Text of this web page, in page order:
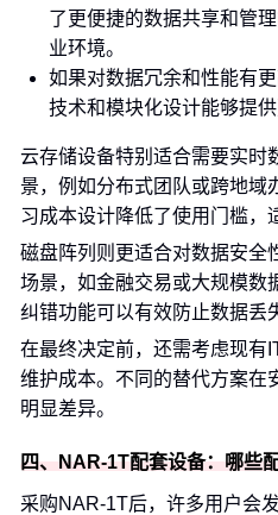
了更便捷的数据共享和管
业环境。
如果对数据冗余和性能有更
技术和模块化设计能够提
云存储设备特别适合需要实时
景，例如分布式团队或跨地域
习成本设计降低了使用门槛，
磁盘阵列则更适合对数据安全
场景，如金融交易或大规模数
纠错功能可以有效防止数据丢
在最终决定前，还需考虑现有
维护成本。不同的替代方案在
明显差异。
四、NAR-1T配套设备：哪些
采购NAR-1T后，许多用户会